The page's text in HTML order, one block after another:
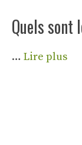
Quels sont
… Lire plus